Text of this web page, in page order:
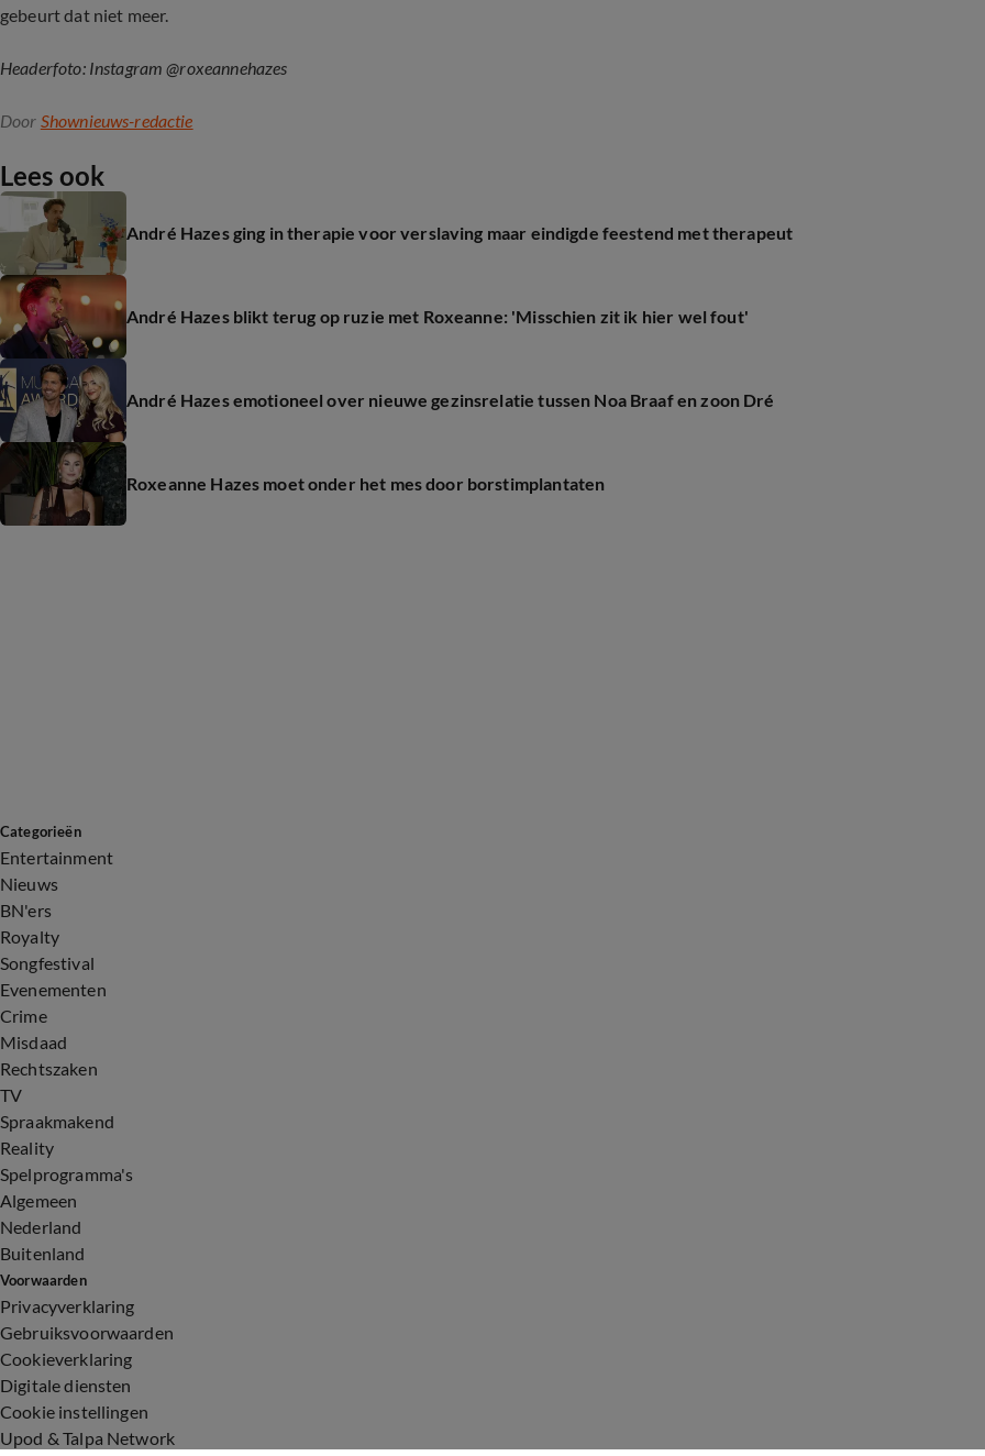
gebeurt dat niet meer.
Headerfoto: Instagram @roxeannehazes
Door Shownieuws-redactie
Lees ook
André Hazes ging in therapie voor verslaving maar eindigde feestend met therapeut
André Hazes blikt terug op ruzie met Roxeanne: 'Misschien zit ik hier wel fout'
André Hazes emotioneel over nieuwe gezinsrelatie tussen Noa Braaf en zoon Dré
Roxeanne Hazes moet onder het mes door borstimplantaten
Categorieën
Entertainment
Nieuws
BN'ers
Royalty
Songfestival
Evenementen
Crime
Misdaad
Rechtszaken
TV
Spraakmakend
Reality
Spelprogramma's
Algemeen
Nederland
Buitenland
Voorwaarden
Privacyverklaring
Gebruiksvoorwaarden
Cookieverklaring
Digitale diensten
Cookie instellingen
Upod & Talpa Network